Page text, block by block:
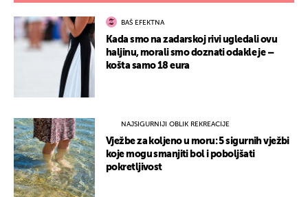
BAŠ EFEKTNA
Kada smo na zadarskoj rivi ugledali ovu
haljinu, morali smo doznati odakle je –
košta samo 18 eura
NAJSIGURNIJI OBLIK REKREACIJE
Vježbe za koljeno u moru: 5 sigurnih vježbi
koje mogu smanjiti bol i poboljšati
pokretljivost